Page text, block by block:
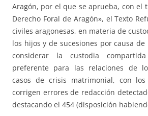
Aragón, por el que se aprueba, con el
Derecho Foral de Aragón», el Texto
civiles aragonesas, en materia de
los hijos y de sucesiones por causa de
considerar la custodia
preferente para las relaciones de
casos de crisis matrimonial, con
corrigen errores de redacción
destacando el 454 (disposición